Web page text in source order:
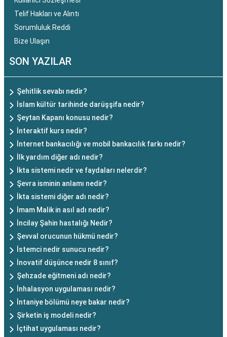
Telif Hakları ve Alıntı
Sorumluluk Reddi
Bize Ulaşın
SON YAZILAR
Şehitlik sevabı nedir?
İslam kültür tarihinde darüşşifa nedir?
Şeytan Kapanı konusu nedir?
İnteraktif kurs nedir?
İnternet bankacılığı ve mobil bankacılık farkı nedir?
İlk yardım diğer adı nedir?
İkta sistemi nedir ve faydaları nelerdir?
Şevra isminin anlamı nedir?
İkta sistemi diğer adı nedir?
İmam Malik in asıl adı nedir?
İncilay Şahin hastalığı Nedir?
Şevval orucunun hükmü nedir?
İstemci nedir sunucu nedir?
İnovatif düşünce nedir 8 sınıf?
Şehzade eğitmeni adı nedir?
İnhalasyon uygulaması nedir?
İntaniye bölümü neye bakar nedir?
Şirketin iş modeli nedir?
İçtihat uygulaması nedir?